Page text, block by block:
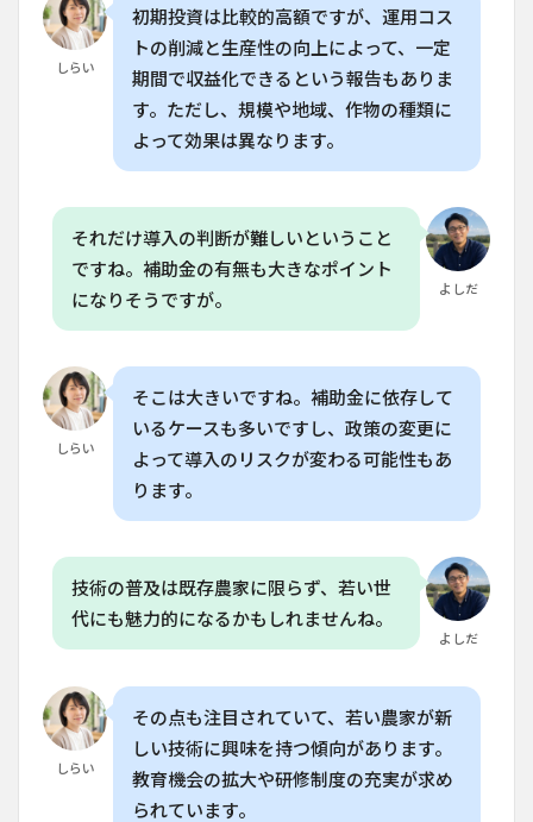
な作
業を
しま
す
ロボ
ット
入さ
れる
いつ
頃で
す
の導
入に
のく
らい
用が
かか
りま
す
か？
しらい
初期投資は比較的高額ですが、運用コス
トの削減と生産性の向上によって、一定
期間で収益化できるという報告もありま
す。ただし、規模や地域、作物の種類に
よって効果は異なります。
よしだ
それだけ導入の判断が難しいということ
ですね。補助金の有無も大きなポイント
になりそうですが。
しらい
そこは大きいですね。補助金に依存して
いるケースも多いですし、政策の変更に
よって導入のリスクが変わる可能性もあ
ります。
よしだ
技術の普及は既存農家に限らず、若い世
代にも魅力的になるかもしれませんね。
しらい
その点も注目されていて、若い農家が新
しい技術に興味を持つ傾向があります。
教育機会の拡大や研修制度の充実が求め
られています。